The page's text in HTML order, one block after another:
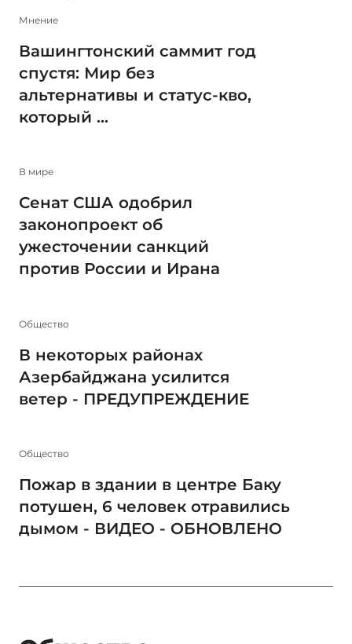
Мнение
Вашингтонский саммит год
спустя: Мир без
альтернативы и статус-кво,
который ...
В мире
Сенат США одобрил
законопроект об
ужесточении санкций
против России и Ирана
Общество
В некоторых районах
Азербайджана усилится
ветер - ПРЕДУПРЕЖДЕНИЕ
Общество
Пожар в здании в центре Баку
потушен, 6 человек отравились
дымом - ВИДЕО - ОБНОВЛЕНО